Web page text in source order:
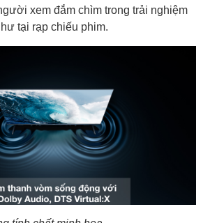
xem đắm chìm trong trải nghiệm
tại rạp chiếu phim.